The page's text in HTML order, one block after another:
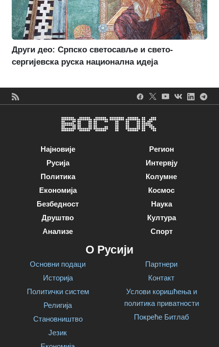
Други део: Српско светосавље и свето-
сергијевска руска национална идеја
Најновије
Русија
Политика
Економија
Безбедност
Друштво
Анализе
Регион
Интервју
Колумне
Космос
Наука
Култура
Спорт
О Русији
Основни подаци
Историја
Политички систем
Религија
Становништво
Језик
Партнери
Контакт
Услови коришћења и
политика приватности
Покреће Битлаб